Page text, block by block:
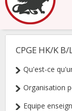
NAVIGATION
CPGE HK/K B/
Qu'est-ce
Organisation
Equipe